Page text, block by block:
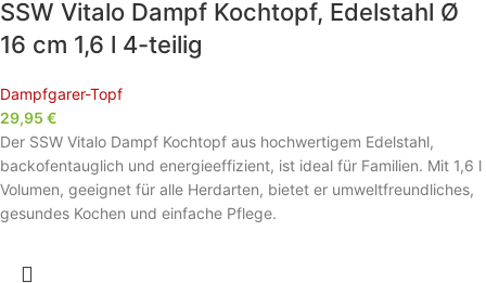
SSW Vitalo Dampf Kochtopf, Edelstahl Ø
16 cm 1,6 l 4-teilig
Dampfgarer-Topf
29,95 €
Der SSW Vitalo Dampf Kochtopf aus hochwertigem Edelstahl,
backofentauglich und energieeffizient, ist ideal für Familien. Mit 1,6 l
Volumen, geeignet für alle Herdarten, bietet er umweltfreundliches,
gesundes Kochen und einfache Pflege.